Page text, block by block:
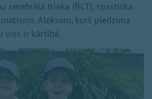
cerebrālā trieka (BCT), spastiska
Aleksam, kurš piedzima
viss ir kārtībā.